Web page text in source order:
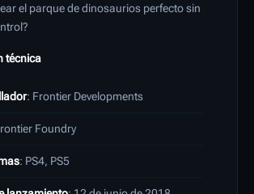
el parque de dinosaurios perfecto sin
técnica
: Frontier Developments
Foundry
: PS4, PS5